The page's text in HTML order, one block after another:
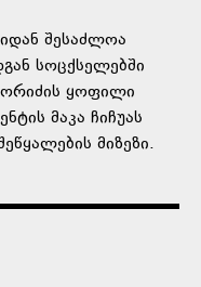
შესაძლოა
სოცქსელებში
ყოფილი
მაკა ჩიჩუას
მიზეზი.